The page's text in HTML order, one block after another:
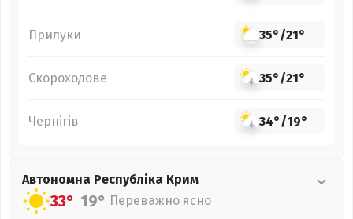
Прилуки 35°/21°
Скороходове 35°/21°
Чернігів 34°/19°
Автономна Республіка Крим
33° 19° Переважно ясно